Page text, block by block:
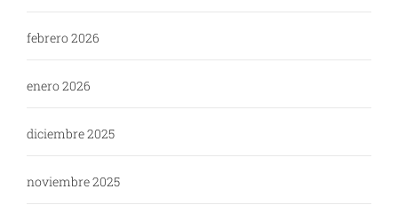
febrero 2026
enero 2026
diciembre 2025
noviembre 2025